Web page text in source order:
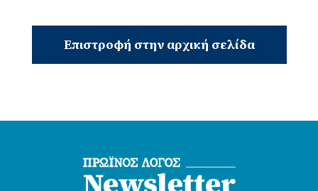
Επιστροφή στην αρχική σελίδα